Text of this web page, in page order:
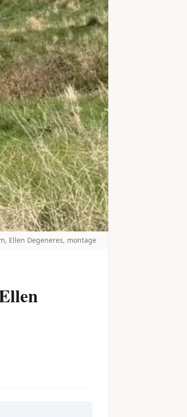
Ellen Degeneres, montage